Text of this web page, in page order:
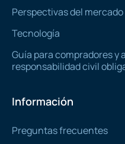
Perspectivas del mercado
Tecnología
Guía para compradores y
responsabilidad civil
Información
Preguntas frecuentes